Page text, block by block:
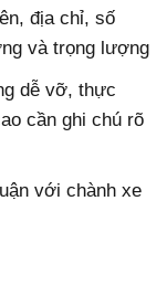
địa chỉ, số
và trọng lượng
dễ vỡ, thực
cần ghi chú rõ
với chành xe